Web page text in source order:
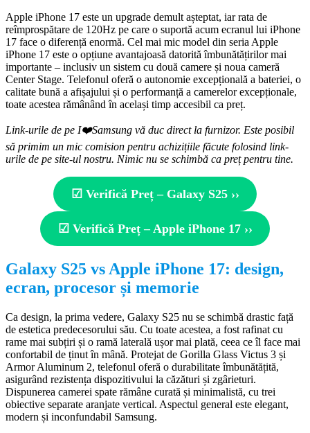
Apple iPhone 17 este un upgrade demult așteptat, iar rata de
reîmprospătare de 120Hz pe care o suportă acum ecranul lui iPhone
17 face o diferență enormă. Cel mai mic model din seria Apple
iPhone 17 este o opțiune avantajoasă datorită îmbunătățirilor mai
importante – inclusiv un sistem cu două camere și noua cameră
Center Stage. Telefonul oferă o autonomie excepțională a bateriei, o
calitate bună a afișajului și o performanță a camerelor excepționale,
toate acestea rămânând în același timp accesibil ca preț.
Link-urile de pe I❤️Samsung vă duc direct la furnizor. Este posibil
să primim un mic comision pentru achizițiile făcute folosind link-
urile de pe site-ul nostru. Nimic nu se schimbă ca preț pentru tine.
☑ Verifică Preț – Galaxy S25 ››
☑ Verifică Preț – Apple iPhone 17 ››
Galaxy S25 vs Apple iPhone 17: design,
ecran, procesor și memorie
Ca design, la prima vedere, Galaxy S25 nu se schimbă drastic față
de estetica predecesorului său. Cu toate acestea, a fost rafinat cu
rame mai subțiri și o ramă laterală ușor mai plată, ceea ce îl face mai
confortabil de ținut în mână. Protejat de Gorilla Glass Victus 3 și
Armor Aluminum 2, telefonul oferă o durabilitate îmbunătățită,
asigurând rezistența dispozitivului la căzături și zgârieturi.
Dispunerea camerei spate rămâne curată și minimalistă, cu trei
obiective separate aranjate vertical. Aspectul general este elegant,
modern și inconfundabil Samsung.